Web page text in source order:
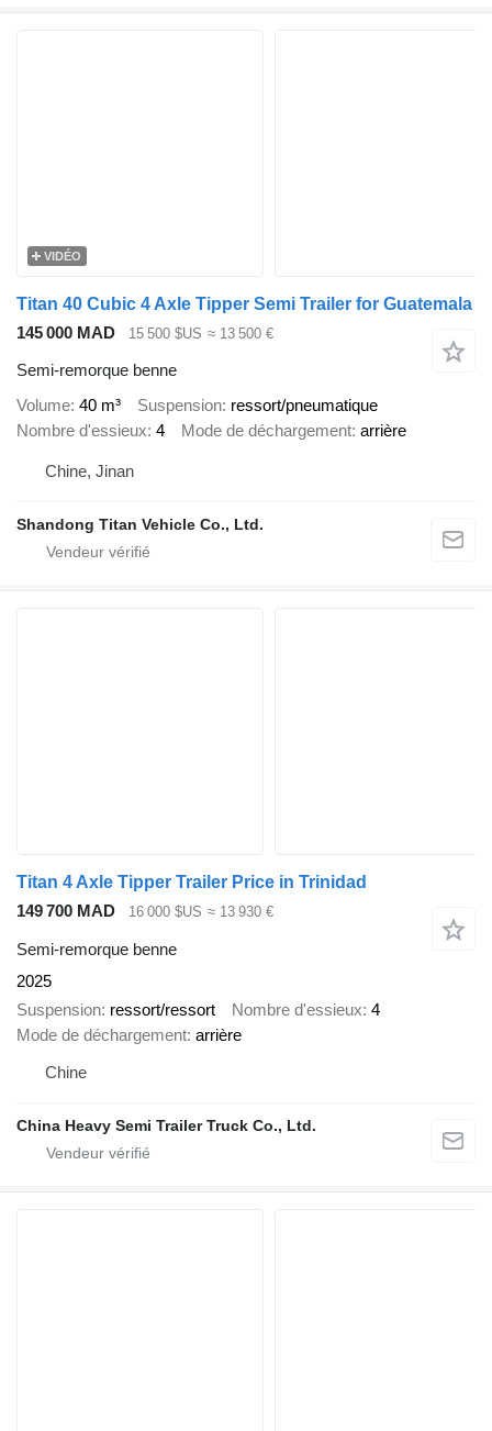
VIDÉO
Titan 40 Cubic 4 Axle Tipper Semi Trailer for Guatemala
145 000 MAD
15 500 $US ≈ 13 500 €
Semi-remorque benne
Volume 40 m³ Suspension ressort/pneumatique
Nombre d'essieux 4 Mode de déchargement arrière
Chine, Jinan
Shandong Titan Vehicle Co., Ltd.
Titan 4 Axle Tipper Trailer Price in Trinidad
149 700 MAD
16 000 $US ≈ 13 930 €
Semi-remorque benne
2025
Suspension ressort/ressort Nombre d'essieux 4
Mode de déchargement arrière
Chine
China Heavy Semi Trailer Truck Co., Ltd.